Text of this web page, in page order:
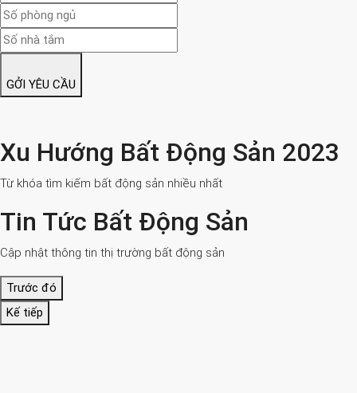
GỞI YÊU CẦU
Xu Hướng Bất Động Sản 2023
Từ khóa tìm kiếm bất động sản nhiều nhất
Tin Tức Bất Động Sản
Cập nhật thông tin thị trường bất động sản
Trước đó
Kế tiếp